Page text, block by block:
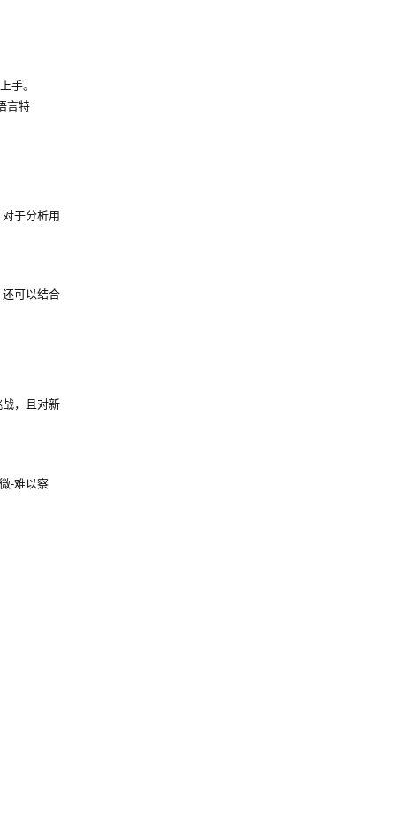
手。
言特
于分析用
可以结合
，且对新
-难以察